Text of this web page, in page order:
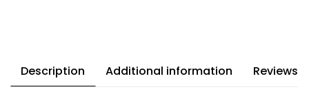
Description Additional information Reviews